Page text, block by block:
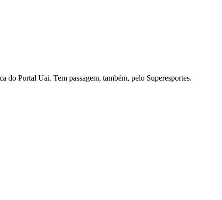
do Portal Uai. Tem passagem, também, pelo Superesportes.